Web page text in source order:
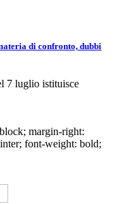
di confronto, dubbi
7 luglio istituisce
margin-right:
font-weight: bold;